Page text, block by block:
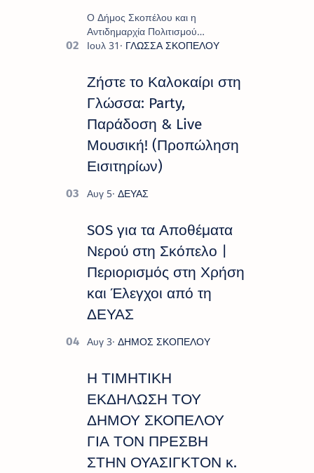
Ο Δήμος Σκοπέλου και η
Αντιδημαρχία Πολιτισμού
παρουσιάζουν το πρόγραμμα «
πρόγραμμα εκδ…
Ζήστε το Καλοκαίρι στη
Γλώσσα: Party,
Παράδοση & Live
Μουσική! (Προπώληση
Εισιτηρίων)
SOS για τα Αποθέματα
Νερού στη Σκόπελο |
Περιορισμός στη Χρήση
και Έλεγχοι από τη
ΔΕΥΑΣ
Η ΤΙΜΗΤΙΚΗ
ΕΚΔΗΛΩΣΗ ΤΟΥ
ΔΗΜΟΥ ΣΚΟΠΕΛΟΥ
ΓΙΑ ΤΟΝ ΠΡΕΣΒΗ
ΣΤΗΝ ΟΥΑΣΙΓΚΤΟΝ κ.